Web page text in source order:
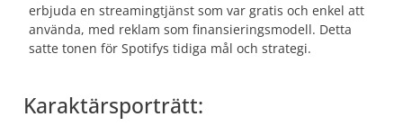
erbjuda en streamingtjänst som var gratis och enkel att
använda, med reklam som finansieringsmodell. Detta
satte tonen för Spotifys tidiga mål och strategi.
Karaktärsporträtt: